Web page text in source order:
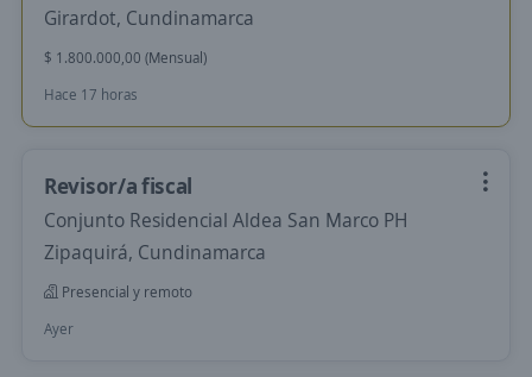
Girardot, Cundinamarca
$ 1.800.000,00 (Mensual)
Hace 17 horas
Revisor/a fiscal
Conjunto Residencial Aldea San Marco PH
Zipaquirá, Cundinamarca
Presencial y remoto
Ayer